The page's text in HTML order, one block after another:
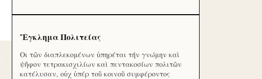
Ἔγκλημα Πολιτείας
Οι τῶν διαπλεκομένων ὑπηρέται τήν γνώμην καὶ
ψῆφον τετρακισχιλίων καὶ πεντακοσίων πολιτῶν
κατέλυσαν, οὐχ ὑπέρ τοῦ κοινοῦ συμφέροντος